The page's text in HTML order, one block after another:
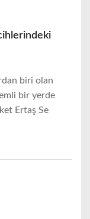
biri olan
bir yerde
Ertaş Se